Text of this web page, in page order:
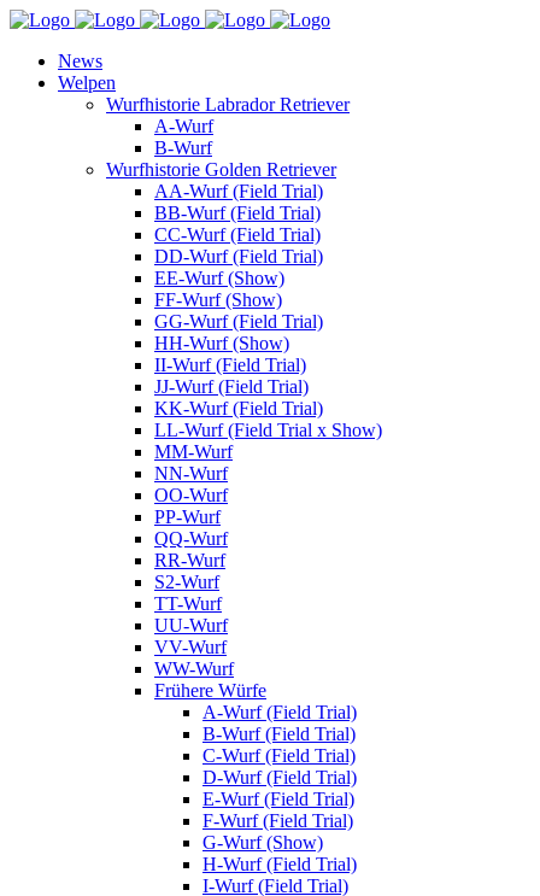
News
Welpen
Wurfhistorie Labrador Retriever
A-Wurf
B-Wurf
Wurfhistorie Golden Retriever
AA-Wurf (Field Trial)
BB-Wurf (Field Trial)
CC-Wurf (Field Trial)
DD-Wurf (Field Trial)
EE-Wurf (Show)
FF-Wurf (Show)
GG-Wurf (Field Trial)
HH-Wurf (Show)
II-Wurf (Field Trial)
JJ-Wurf (Field Trial)
KK-Wurf (Field Trial)
LL-Wurf (Field Trial x Show)
MM-Wurf
NN-Wurf
OO-Wurf
PP-Wurf
QQ-Wurf
RR-Wurf
S2-Wurf
TT-Wurf
UU-Wurf
VV-Wurf
WW-Wurf
Frühere Würfe
A-Wurf (Field Trial)
B-Wurf (Field Trial)
C-Wurf (Field Trial)
D-Wurf (Field Trial)
E-Wurf (Field Trial)
F-Wurf (Field Trial)
G-Wurf (Show)
H-Wurf (Field Trial)
I-Wurf (Field Trial)